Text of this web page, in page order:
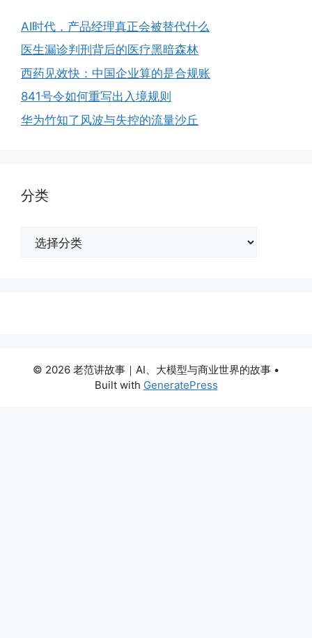
AI时代，产品经理真正会被替代什么
医生漏诊判刑背后的医疗黑暗森林
西药见效快：中国企业算的是合规账
841号令如何重写出入境规则
华为竹知了风波与失控的流量沙丘
分类
© 2026 老范讲故事｜AI、大模型与商业世界的故事 •
Built with GeneratePress